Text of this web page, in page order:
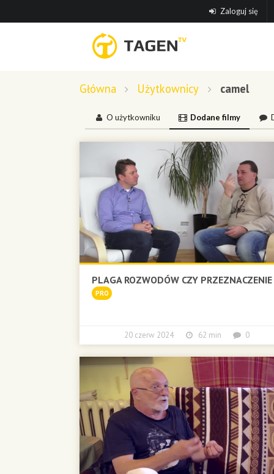
Zaloguj się
Główna Użytkownicy camel
O użytkowniku Dodane filmy
PLAGA ROZWODÓW CZY
PRO
20 czerw 2024 62 min 0